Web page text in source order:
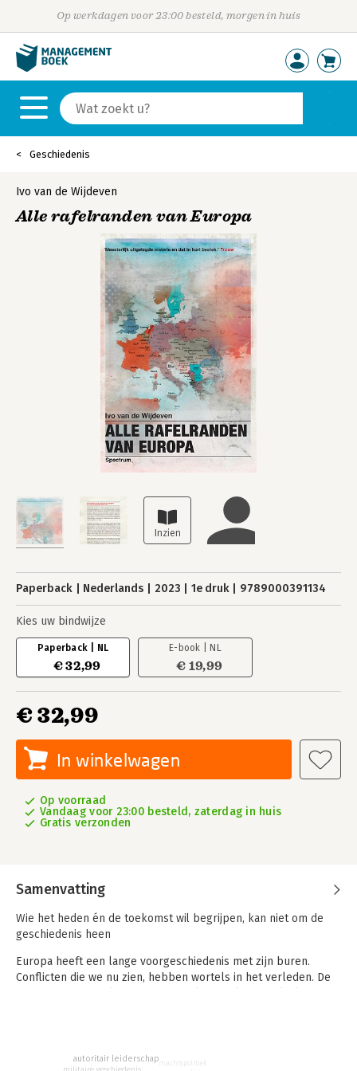
Op werkdagen voor 23:00 besteld, morgen in huis
Geschiedenis
Ivo van de Wijdeven
Alle rafelranden van Europa
Paperback Nederlands 2023 1e druk 9789000391134
Kies uw bindwijze
Paperback | NL
€ 32,99
E-book | NL
€ 19,99
€ 32,99
In winkelwagen
Op voorraad
Vandaag voor 23:00 besteld, zaterdag in huis
Gratis verzonden
Samenvatting
Wie het heden én de toekomst wil begrijpen, kan niet om de
geschiedenis heen
Europa heeft een lange voorgeschiedenis met zijn buren.
Conflicten die we nu zien, hebben wortels in het verleden. De
In Alle rafelranden van Europa plaatst Ivo van de Wijdeven de
huidige verhoudingen in historisch perspectief. Het boek is een
autoritair leiderschapmachtspolitiek